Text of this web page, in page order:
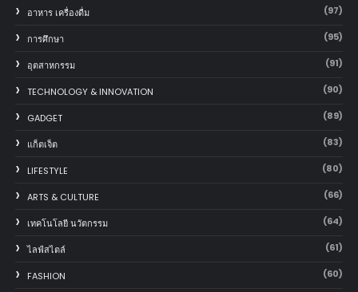
อาหาร เครื่องดื่ม (97)
การศึกษา (95)
อุตสาหกรรม (91)
TECHNOLOGY & INNOVATION (90)
GADGET (89)
แก็ตเจ็ต (83)
LIFESTYLE (80)
ARTS & CULTURE (66)
เทคโนโลยี นวัตกรรม (64)
ไลฟ์สไตล์ (61)
FASHION (60)